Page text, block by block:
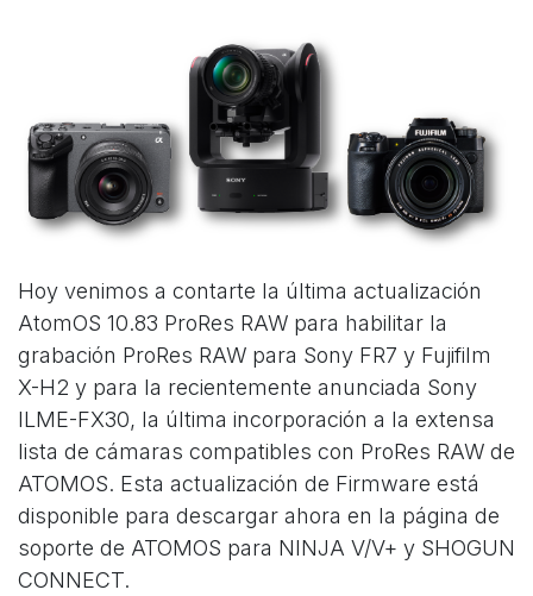
Hoy venimos a contarte la última actualización
AtomOS 10.83 ProRes RAW para habilitar la
grabación ProRes RAW para Sony FR7 y Fujifilm
X-H2 y para la recientemente anunciada Sony
ILME-FX30, la última incorporación a la extensa
lista de cámaras compatibles con ProRes RAW de
ATOMOS. Esta actualización de Firmware está
disponible para descargar ahora en la página de
soporte de ATOMOS para NINJA V/V+ y SHOGUN
CONNECT.